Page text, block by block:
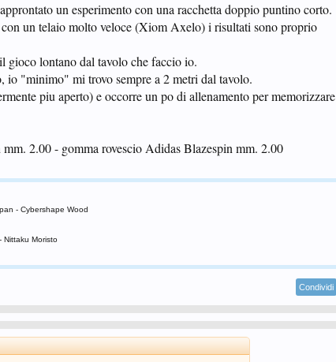
un esperimento con una racchetta doppio puntino corto.
un telaio molto veloce (Xiom Axelo) i risultati sono proprio
gioco lontano dal tavolo che faccio io.
io "minimo" mi trovo sempre a 2 metri dal tavolo.
piu aperto) e occorre un po di allenamento per memorizzare
2.00 - gomma rovescio Adidas Blazespin mm. 2.00
- Cybershape Wood
Nittaku Moristo
Condividi